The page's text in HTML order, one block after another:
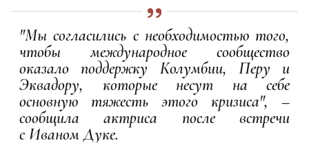
"Мы согласились с необходимостью того,
чтобы международное сообщество
оказало поддержку Колумбии, Перу и
Эквадору, которые несут на себе
основную тяжесть этого кризиса", –
сообщила актриса после встречи
с Иваном Дуке.